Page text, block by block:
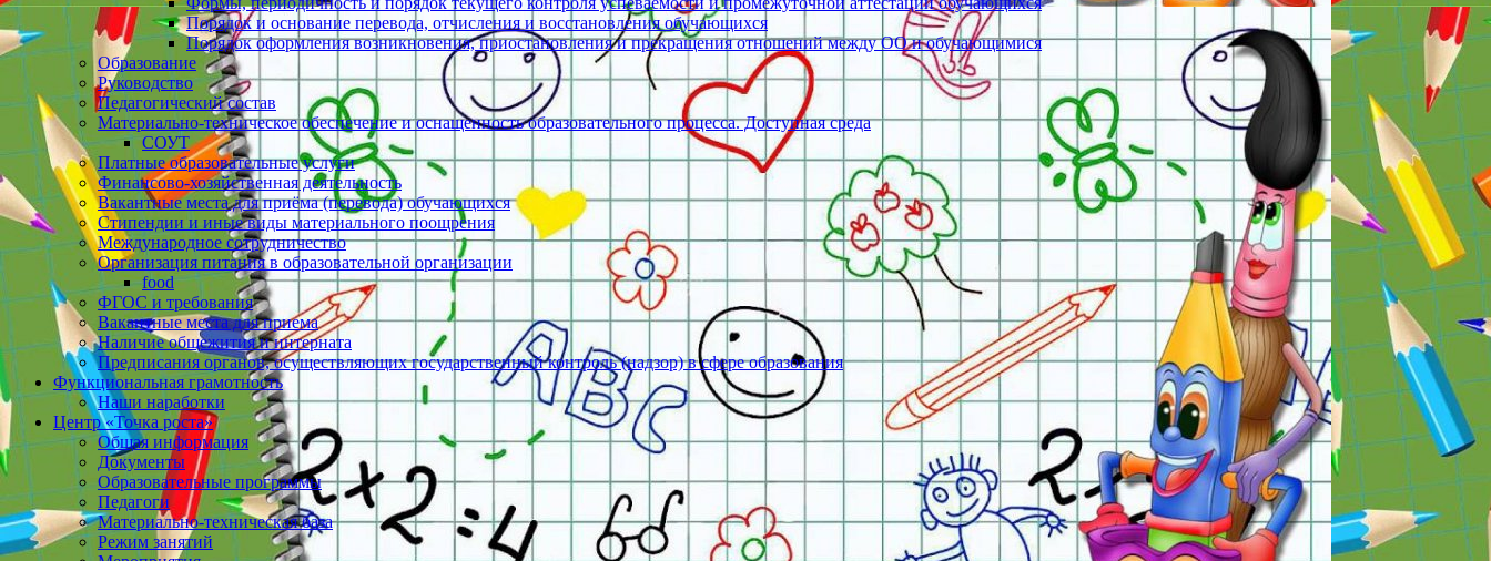
Порядок и основание перевода, отчисления и восстановления обучающихся
Порядок оформления возникновения, приостановления и прекращения отношений между ОО и обучающимися
Образование
Руководство
Педагогический состав
Материально-техническое обеспечение и оснащенность образовательного процесса. Доступная среда
СОУТ
Платные образовательные услуги
Финансово-хозяйственная деятельность
Вакантные места для приёма (перевода) обучающихся
Стипендии и иные виды материального поощрения
Международное сотрудничество
Организация питания в образовательной организации
food
ФГОС и требования
Вакантные места для приема
Наличие общежития и интерната
Предписания органов, осуществляющих государственный контроль (надзор) в сфере образования
Функциональная грамотность
Наши наработки
Центр «Точка роста»
Общая информация
Документы
Образовательные программы
Педагоги
Материально-техническая база
Режим занятий